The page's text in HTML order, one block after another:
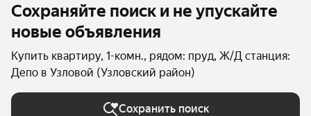
Сохраняйте поиск и не упускайте
новые объявления
Купить квартиру, 1-комн., рядом: пруд, Ж/Д станция:
Депо в Узловой (Узловский район)
Сохранить поиск